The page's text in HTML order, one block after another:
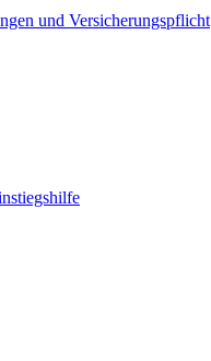
und Versicherungspflicht